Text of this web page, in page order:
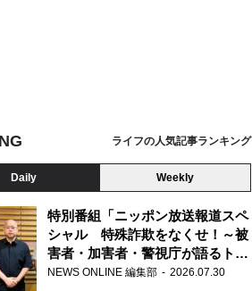
ライフの人気記事ランキング
Daily Weekly
特別番組「ニッポン放送報道スペ
シャル 特殊詐欺をなくせ！～被
害者・加害者・警視庁が語るトク
リュウの実態～」放送
NEWS ONLINE 編集部 2026.07.30